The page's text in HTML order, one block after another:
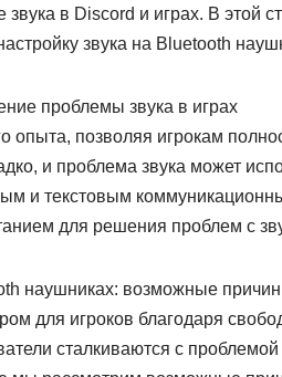
в Discord и играх. В этой
звука на Bluetooth
проблемы звука в играх
позволяя игрокам
и проблема звука может
и текстовым
для решения проблем с
наушниках: возможные
для игроков благодаря
сталкиваются с проблемой